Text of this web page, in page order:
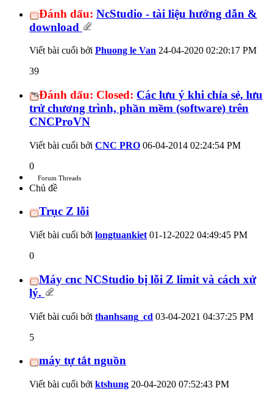
Đánh dấu: NcStudio - tài liệu hướng dẫn &
download
Viết bài cuối bởi Phuong le Van 24-04-2020 02:20:17 PM
39
Đánh dấu: Closed: Các lưu ý khi chỉa sẻ, lưu
trử chương trình, phần mềm (software) trên
CNCProVN
Viết bài cuối bởi CNC PRO 06-04-2014 02:24:54 PM
0
Forum Threads
Chủ đề
Trục Z lỗi
Viết bài cuối bởi longtuankiet 01-12-2022 04:49:45 PM
0
Máy cnc NCStudio bị lỗi Z limit và cách xử
lý.
Viết bài cuối bởi thanhsang_cd 03-04-2021 04:37:25 PM
5
máy tự tắt nguồn
Viết bài cuối bởi ktshung 20-04-2020 07:52:43 PM